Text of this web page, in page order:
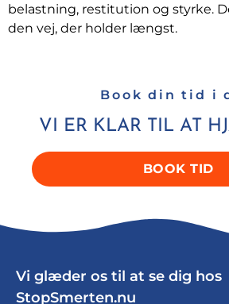
belastning, restitution og styrke.
den vej, der holder længst.
Book din tid i
VI ER KLAR TIL AT
BOOK TID
Vi glæder os til at se dig hos
StopSmerten.nu